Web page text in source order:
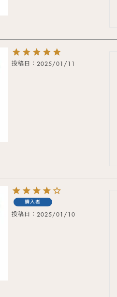
投稿日 2025/01/11
購入者
投稿日 2025/01/10